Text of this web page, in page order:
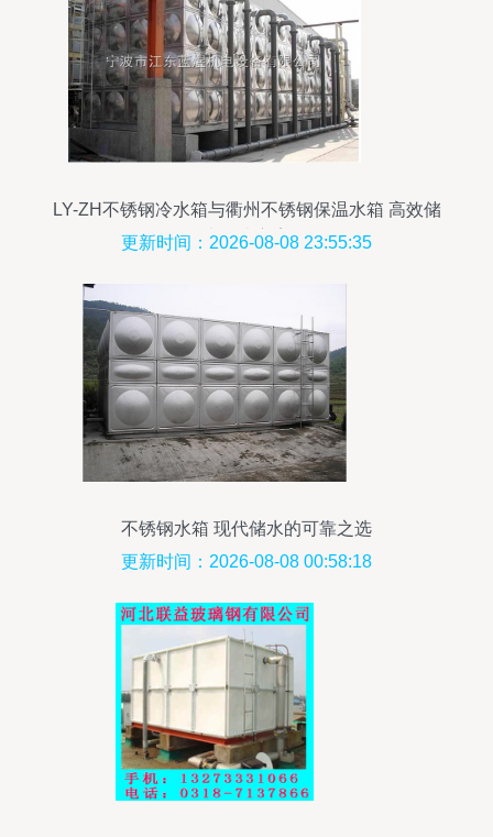
LY-ZH不锈钢冷水箱与衢州不锈钢保温水箱 高效储
水解决方案
更新时间：2026-08-08 23:55:35
不锈钢水箱 现代储水的可靠之选
更新时间：2026-08-08 00:58:18